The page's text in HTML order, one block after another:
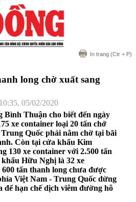
In trang (Ctr + P)
long chờ xuất sang
05/02/2020
Bình Thuận cho biết đến ngày
xe container loại 20 tấn chở
Quốc phải nằm chờ tại bãi
Còn tại cửa khẩu Kim
130 xe container với 2.500 tấn
Hữu Nghị là 32 xe
tấn thanh long chưa được
Việt Nam - Trung Quốc dừng
để hạn chế dịch viêm đường hô